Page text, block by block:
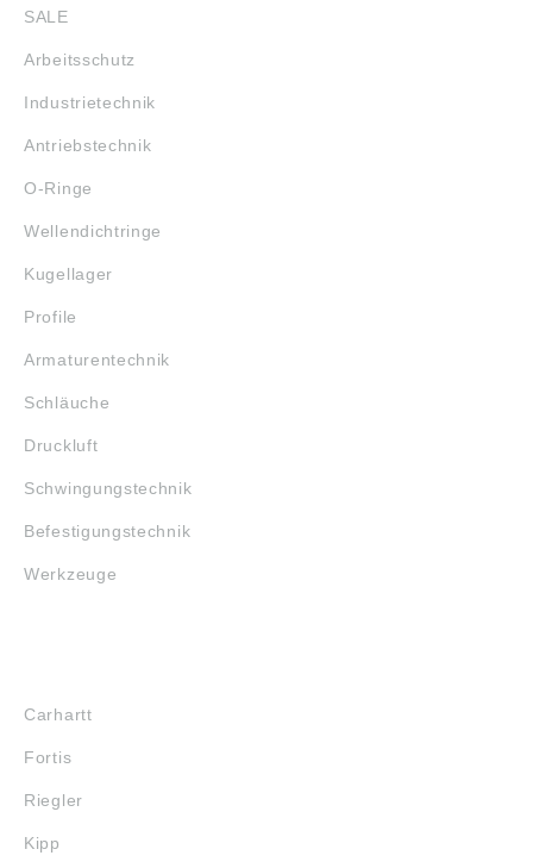
SALE
Arbeitsschutz
Industrietechnik
Antriebstechnik
O-Ringe
Wellendichtringe
Kugellager
Profile
Armaturentechnik
Schläuche
Druckluft
Schwingungstechnik
Befestigungstechnik
Werkzeuge
Carhartt
Fortis
Riegler
Kipp